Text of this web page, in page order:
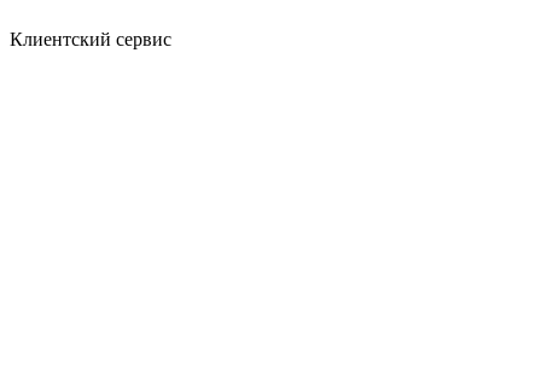
Клиентский сервис